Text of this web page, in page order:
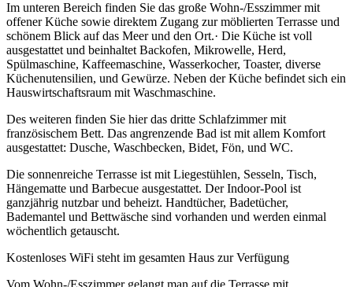
Im unteren Bereich finden Sie das große Wohn-/Esszimmer mit
offener Küche sowie direktem Zugang zur möblierten Terrasse und
schönem Blick auf das Meer und den Ort.· Die Küche ist voll
ausgestattet und beinhaltet Backofen, Mikrowelle, Herd,
Spülmaschine, Kaffeemaschine, Wasserkocher, Toaster, diverse
Küchenutensilien, und Gewürze. Neben der Küche befindet sich ein
Hauswirtschaftsraum mit Waschmaschine.
Des weiteren finden Sie hier das dritte Schlafzimmer mit
französischem Bett. Das angrenzende Bad ist mit allem Komfort
ausgestattet: Dusche, Waschbecken, Bidet, Fön, und WC.
Die sonnenreiche Terrasse ist mit Liegestühlen, Sesseln, Tisch,
Hängematte und Barbecue ausgestattet. Der Indoor-Pool ist
ganzjährig nutzbar und beheizt. Handtücher, Badetücher,
Bademantel und Bettwäsche sind vorhanden und werden einmal
wöchentlich getauscht.
Kostenloses WiFi steht im gesamten Haus zur Verfügung